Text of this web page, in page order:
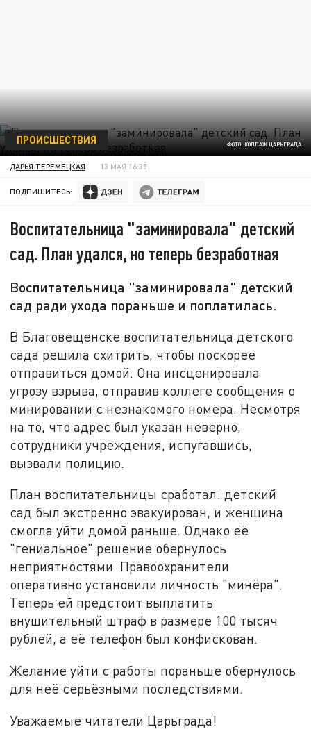
ФОТО: КОЛЛАЖ ЦАРЬГРАДА
ПРОИСШЕСТВИЯ
ДАРЬЯ ТЕРЕМЕЦКАЯ 13 МАЯ 16:35
ПОДПИШИТЕСЬ:
Воспитательница "заминировала" детский
сад. План удался, но теперь безработная
Воспитательница "заминировала" детский
сад ради ухода пораньше и поплатилась.
В Благовещенске воспитательница детского
сада решила схитрить, чтобы поскорее
отправиться домой. Она инсценировала
угрозу взрыва, отправив коллеге сообщения о
минировании с незнакомого номера. Несмотря
на то, что адрес был указан неверно,
сотрудники учреждения, испугавшись,
вызвали полицию.
План воспитательницы сработал: детский
сад был экстренно эвакуирован, и женщина
смогла уйти домой раньше. Однако её
"гениальное" решение обернулось
неприятностями. Правоохранители
оперативно установили личность "минёра".
Теперь ей предстоит выплатить
внушительный штраф в размере 100 тысяч
рублей, а её телефон был конфискован.
Желание уйти с работы пораньше обернулось
для неё серьёзными последствиями.
Уважаемые читатели Царьграда!